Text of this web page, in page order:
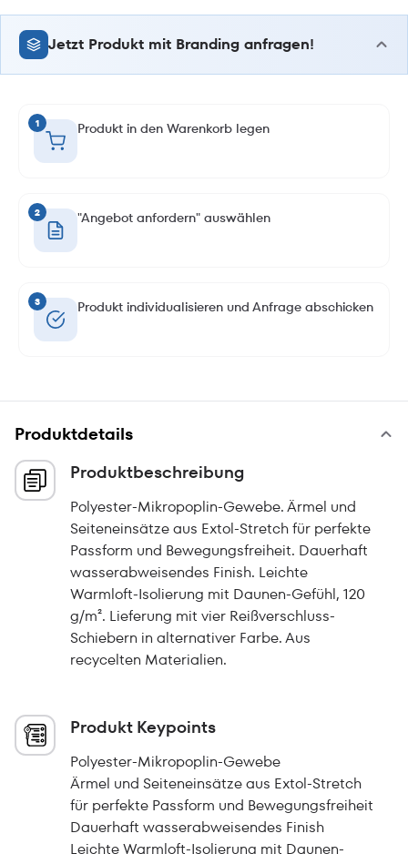
Jetzt Produkt mit Branding anfragen!
1 Produkt in den Warenkorb legen
2 "Angebot anfordern" auswählen
3 Produkt individualisieren und Anfrage abschicken
Produktdetails
Produktbeschreibung
Polyester-Mikropoplin-Gewebe. Ärmel und
Seiteneinsätze aus Extol-Stretch für perfekte
Passform und Bewegungsfreiheit. Dauerhaft
wasserabweisendes Finish. Leichte
Warmloft-Isolierung mit Daunen-Gefühl, 120
g/m². Lieferung mit vier Reißverschluss-
Schiebern in alternativer Farbe. Aus
recycelten Materialien.
Produkt Keypoints
Polyester-Mikropoplin-Gewebe
Ärmel und Seiteneinsätze aus Extol-Stretch
für perfekte Passform und Bewegungsfreiheit
Dauerhaft wasserabweisendes Finish
Leichte Warmloft-Isolierung mit Daunen-